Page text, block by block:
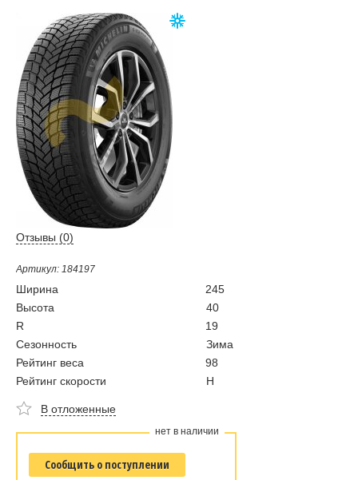
Отзывы (0)
Артикул: 184197
Ширина
245
Высота
40
R
19
Сезонность
Зима
Рейтинг веса
98
Рейтинг скорости
H
В отложенные
нет в наличии
Сообщить о поступлении